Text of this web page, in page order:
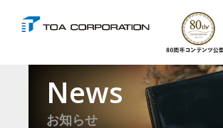
News
お知らせ